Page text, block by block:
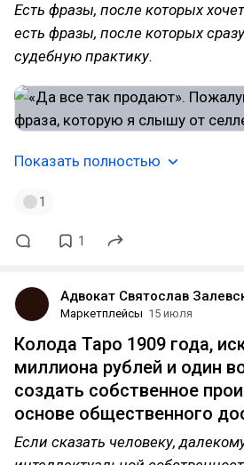
Есть фразы, после которых
есть фразы, после которых
судебную практику.
Показать полностью
1
1
Адвокат Святослав
Маркетплейсы 15 июля
Колода Таро 1909 года,
миллиона рублей и один
создать собственное
основе общественного
Если сказать человеку,